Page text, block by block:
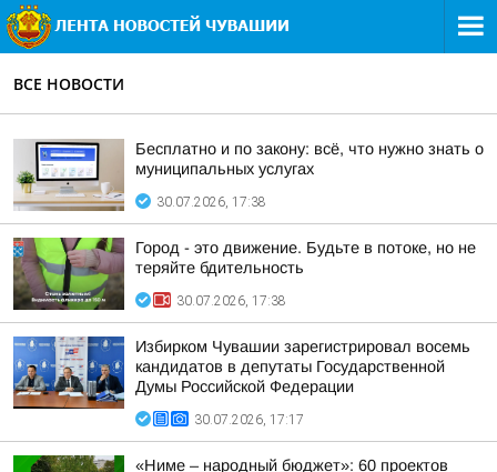
ВСЕ НОВОСТИ
Бесплатно и по закону: всё, что нужно знать о
муниципальных услугах
30.07.2026, 17:38
Город - это движение. Будьте в потоке, но не
теряйте бдительность
30.07.2026, 17:38
Избирком Чувашии зарегистрировал восемь
кандидатов в депутаты Государственной
Думы Российской Федерации
30.07.2026, 17:17
«Ниме – народный бюджет»: 60 проектов